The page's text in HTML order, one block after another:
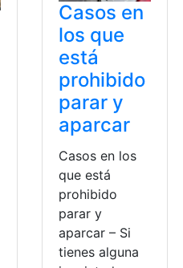
Casos en
los que
está
prohibido
parar y
aparcar
Casos en los
que está
prohibido
parar y
aparcar – Si
tienes alguna